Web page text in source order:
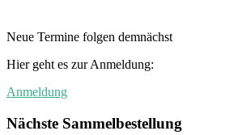
Neue Termine folgen demnächst
Hier geht es zur Anmeldung:
Anmeldung
Nächste Sammelbestellung